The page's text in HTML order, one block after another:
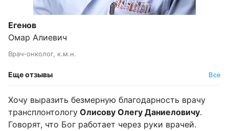
Егенов
Омар Алиевич
Врач-онколог, к.м.н.
Еще отзывы Все
Хочу выразить безмерную благодарность врачу
трансплонтологу Олисову Олегу Даниеловичу.
Говорят, что Бог работает через руки врачей.